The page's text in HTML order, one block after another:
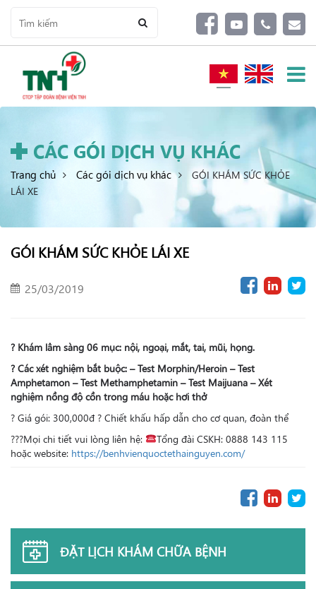
CÁC GÓI DỊCH VỤ KHÁC
Trang chủ Các gói dịch vụ khác
GÓI KHÁM SỨC KHỎE
LÁI XE
GÓI KHÁM SỨC KHỎE LÁI XE
25/03/2019
? Khám lâm sàng 06 mục: nội, ngoại, mắt, tai, mũi, họng.
? Các xét nghiệm bắt buộc: – Test Morphin/Heroin – Test
Amphetamon – Test Methamphetamin – Test Maijuana – Xét
nghiệm nồng độ cồn trong máu hoặc hơi thở
? Giá gói: 300,000đ ? Chiết khấu hấp dẫn cho cơ quan, đoàn thể
???Mọi chi tiết vui lòng liên hệ:
Tổng đài CSKH: 0888 143 115
hoặc website: https://benhvienquoctethainguyen.com/
ĐẶT LỊCH KHÁM CHỮA BỆNH